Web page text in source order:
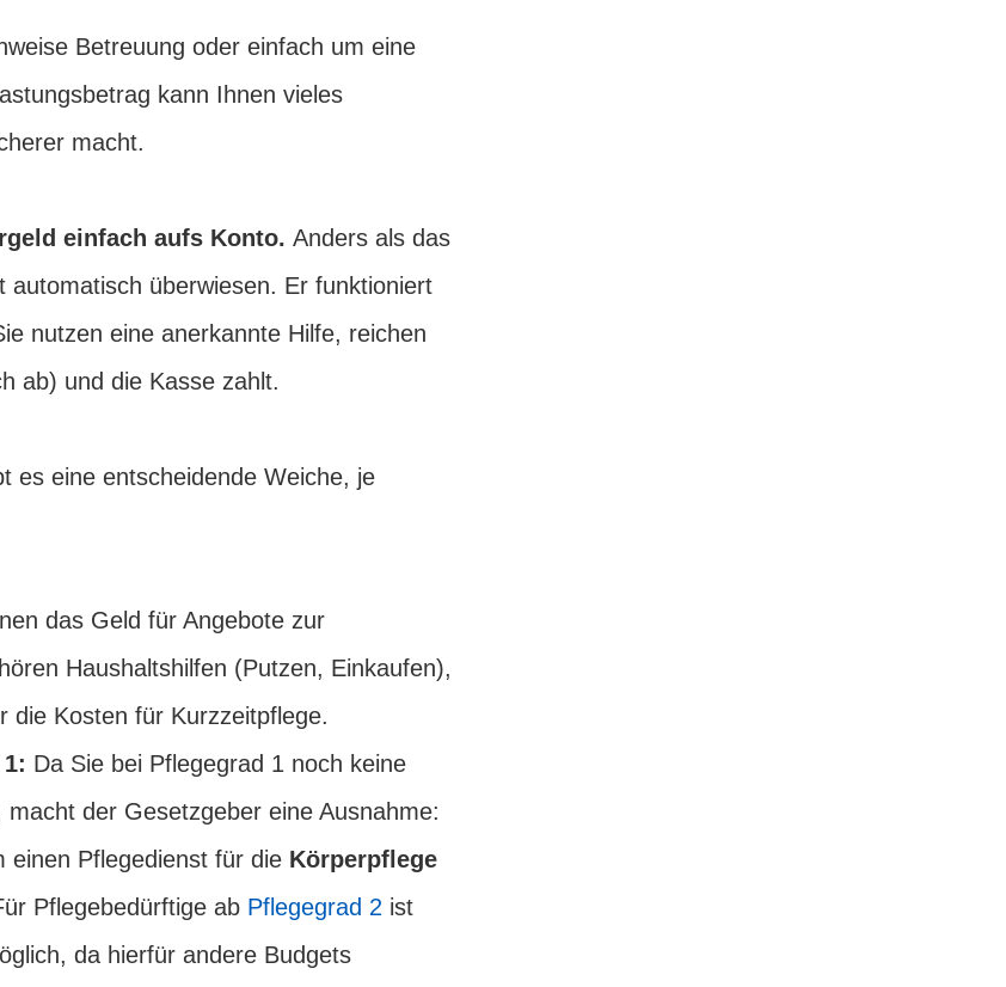
Betreuung oder einfach um eine
kann Ihnen vieles
macht.
einfach aufs Konto. Anders als das
überwiesen. Er funktioniert
nutzen eine anerkannte Hilfe, reichen
ab) und die Kasse zahlt.
es eine entscheidende Weiche, je
das Geld für Angebote zur
Haushaltshilfen (Putzen, Einkaufen),
die Kosten für Kurzzeitpflege.
Da Sie bei Pflegegrad 1 noch keine
der Gesetzgeber eine Ausnahme:
einen Pflegedienst für die Körperpflege
Pflegebedürftige ab Pflegegrad 2 ist
da hierfür andere Budgets